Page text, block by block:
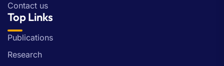
Contact us
Top Links
Publications
Research